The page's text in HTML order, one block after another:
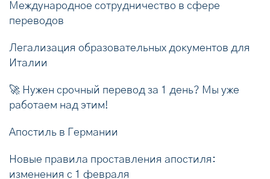
Международное сотрудничество в сфере
переводов
Легализация образовательных документов для
Италии
🚀 Нужен срочный перевод за 1 день? Мы уже
работаем над этим!
Апостиль в Германии
Новые правила проставления апостиля:
изменения с 1 февраля